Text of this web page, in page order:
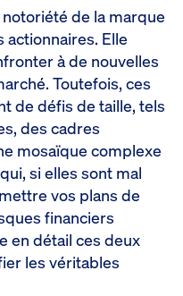
de la marque
Elle
à de nouvelles
Toutefois, ces
de défis de taille, tels
des cadres
mosaïque complexe
si elles sont mal
vos plans de
financiers
en détail ces deux
les véritables